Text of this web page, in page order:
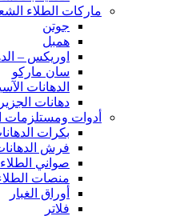
ماركات الطلاء
جوتن
همبل
اوريكس –
سان ماركو
الدهانات
دهانات
أدوات ومستلزمات
بكرات
فرش
صواني الطلاء
منصات
أوراق الغبار
فلاتر